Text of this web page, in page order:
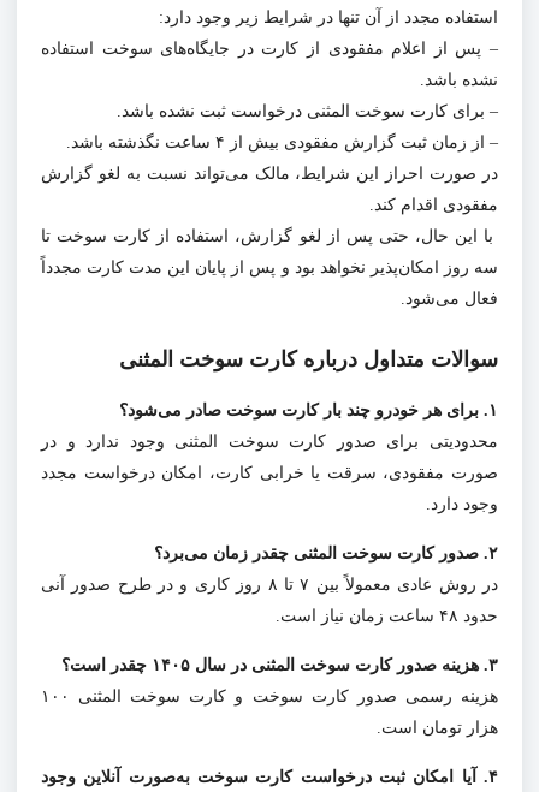
استفاده مجدد از آن تنها در شرایط زیر وجود دارد:
– پس از اعلام مفقودی از کارت در جایگاه‌های سوخت استفاده
نشده باشد.
– برای کارت سوخت المثنی درخواست ثبت نشده باشد.
– از زمان ثبت گزارش مفقودی بیش از ۴ ساعت نگذشته باشد.
در صورت احراز این شرایط، مالک می‌تواند نسبت به لغو گزارش
مفقودی اقدام کند.
با این حال، حتی پس از لغو گزارش، استفاده از کارت سوخت تا
سه روز امکان‌پذیر نخواهد بود و پس از پایان این مدت کارت مجدداً
فعال می‌شود.
سوالات متداول درباره کارت سوخت المثنی
۱. برای هر خودرو چند بار کارت سوخت صادر می‌شود؟
محدودیتی برای صدور کارت سوخت المثنی وجود ندارد و در
صورت مفقودی، سرقت یا خرابی کارت، امکان درخواست مجدد
وجود دارد.
۲. صدور کارت سوخت المثنی چقدر زمان می‌برد؟
در روش عادی معمولاً بین ۷ تا ۸ روز کاری و در طرح صدور آنی
حدود ۴۸ ساعت زمان نیاز است.
۳. هزینه صدور کارت سوخت المثنی در سال ۱۴۰۵ چقدر است؟
هزینه رسمی صدور کارت سوخت و کارت سوخت المثنی ۱۰۰
هزار تومان است.
۴. آیا امکان ثبت درخواست کارت سوخت به‌صورت آنلاین وجود